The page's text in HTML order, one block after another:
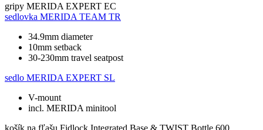
gripy MERIDA EXPERT EC
sedlovka MERIDA TEAM TR
34.9mm diameter
10mm setback
30-230mm travel seatpost
sedlo MERIDA EXPERT SL
V-mount
incl. MERIDA minitool
košík na fľašu Fidlock Integrated Base & TWIST Bottle 600